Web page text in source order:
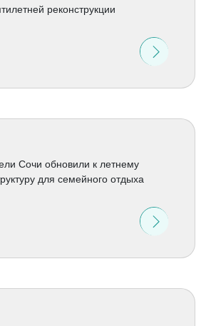
реконструкции
Сочи обновили к летнему
для семейного отдыха